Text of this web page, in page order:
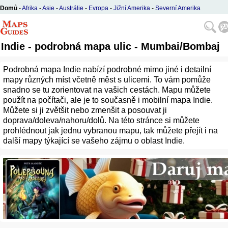
Domů -Afrika -Asie -Austrálie - Evropa - Jižní Amerika - Severní Amerika
Indie - podrobná mapa ulic - Mumbai/Bombaj
Podrobná mapa Indie nabízí podrobné mimo jiné i detailní
mapy různých míst včetně měst s ulicemi. To vám pomůže
snadno se tu zorientovat na vašich cestách. Mapu můžete
použít na počítači, ale je to současně i mobilní mapa Indie.
Můžete si ji zvětšit nebo zmenšit a posouvat ji
doprava/doleva/nahoru/dolů. Na této stránce si můžete
prohlédnout jak jednu vybranou mapu, tak můžete přejít i na
další mapy týkající se vašeho zájmu o oblast Indie.